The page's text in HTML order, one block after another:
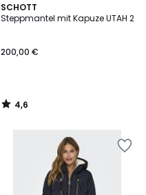
SCHOTT
Steppmantel mit Kapuze UTAH 2
200,00 €
4,6
/ 5
4,6
/